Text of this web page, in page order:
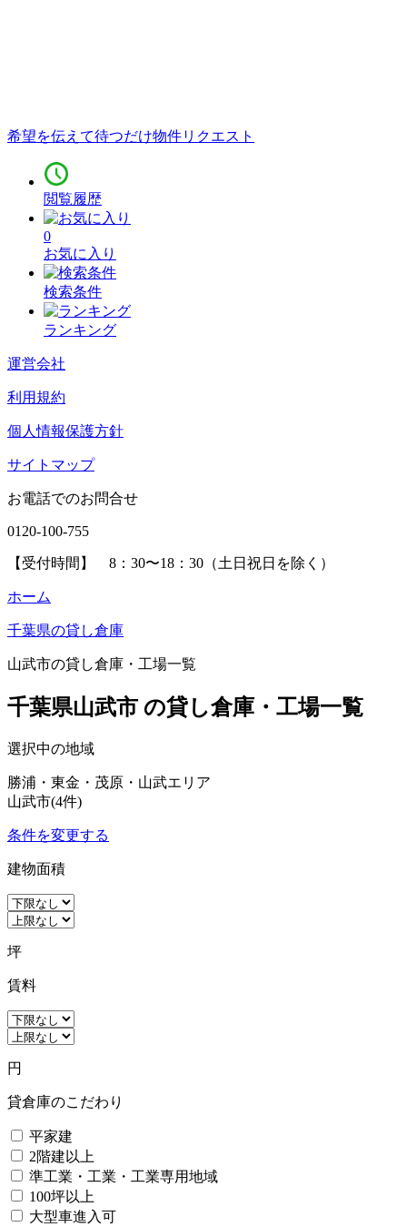
希望を伝えて待つだけ物件リクエスト
閲覧履歴
0
お気に入り
検索条件
ランキング
運営会社
利用規約
個人情報保護方針
サイトマップ
お電話でのお問合せ
0120-100-755
【受付時間】 8：30〜18：30（土日祝日を除く）
ホーム
千葉県の貸し倉庫
山武市の貸し倉庫・工場一覧
千葉県山武市 の貸し倉庫・工場一覧
選択中の地域
勝浦・東金・茂原・山武エリア
山武市(4件)
条件を変更する
建物面積
坪
賃料
円
貸倉庫のこだわり
平家建
2階建以上
準工業・工業・工業専用地域
100坪以上
大型車進入可